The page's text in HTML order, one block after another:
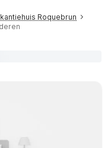
Roquebrun